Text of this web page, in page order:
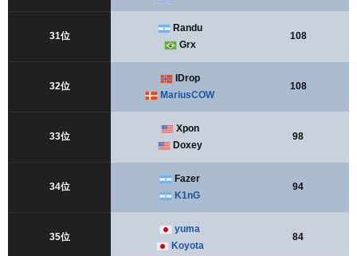
31位
Randu
Grx
108
32位
IDrop
MariusCOW
108
33位
Xpon
Doxey
98
34位
Fazer
K1nG
94
35位
yuma
Koyota
84